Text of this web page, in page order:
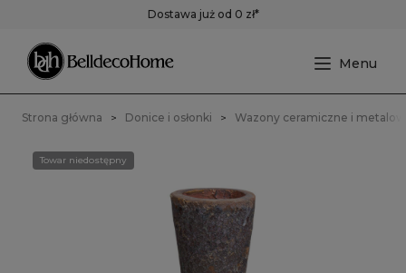
Dostawa już od 0 zł*
Strona główna Donice i osłonki Wazony ceramiczne i
Towar niedostępny